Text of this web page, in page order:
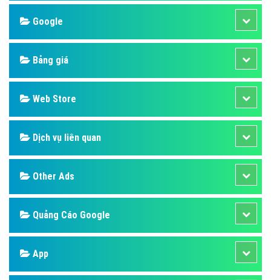
Design
SEO
Banner
Facebook